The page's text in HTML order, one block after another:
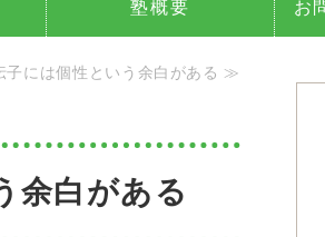
塾概要 お
には個性という余白がある ≫
余白がある